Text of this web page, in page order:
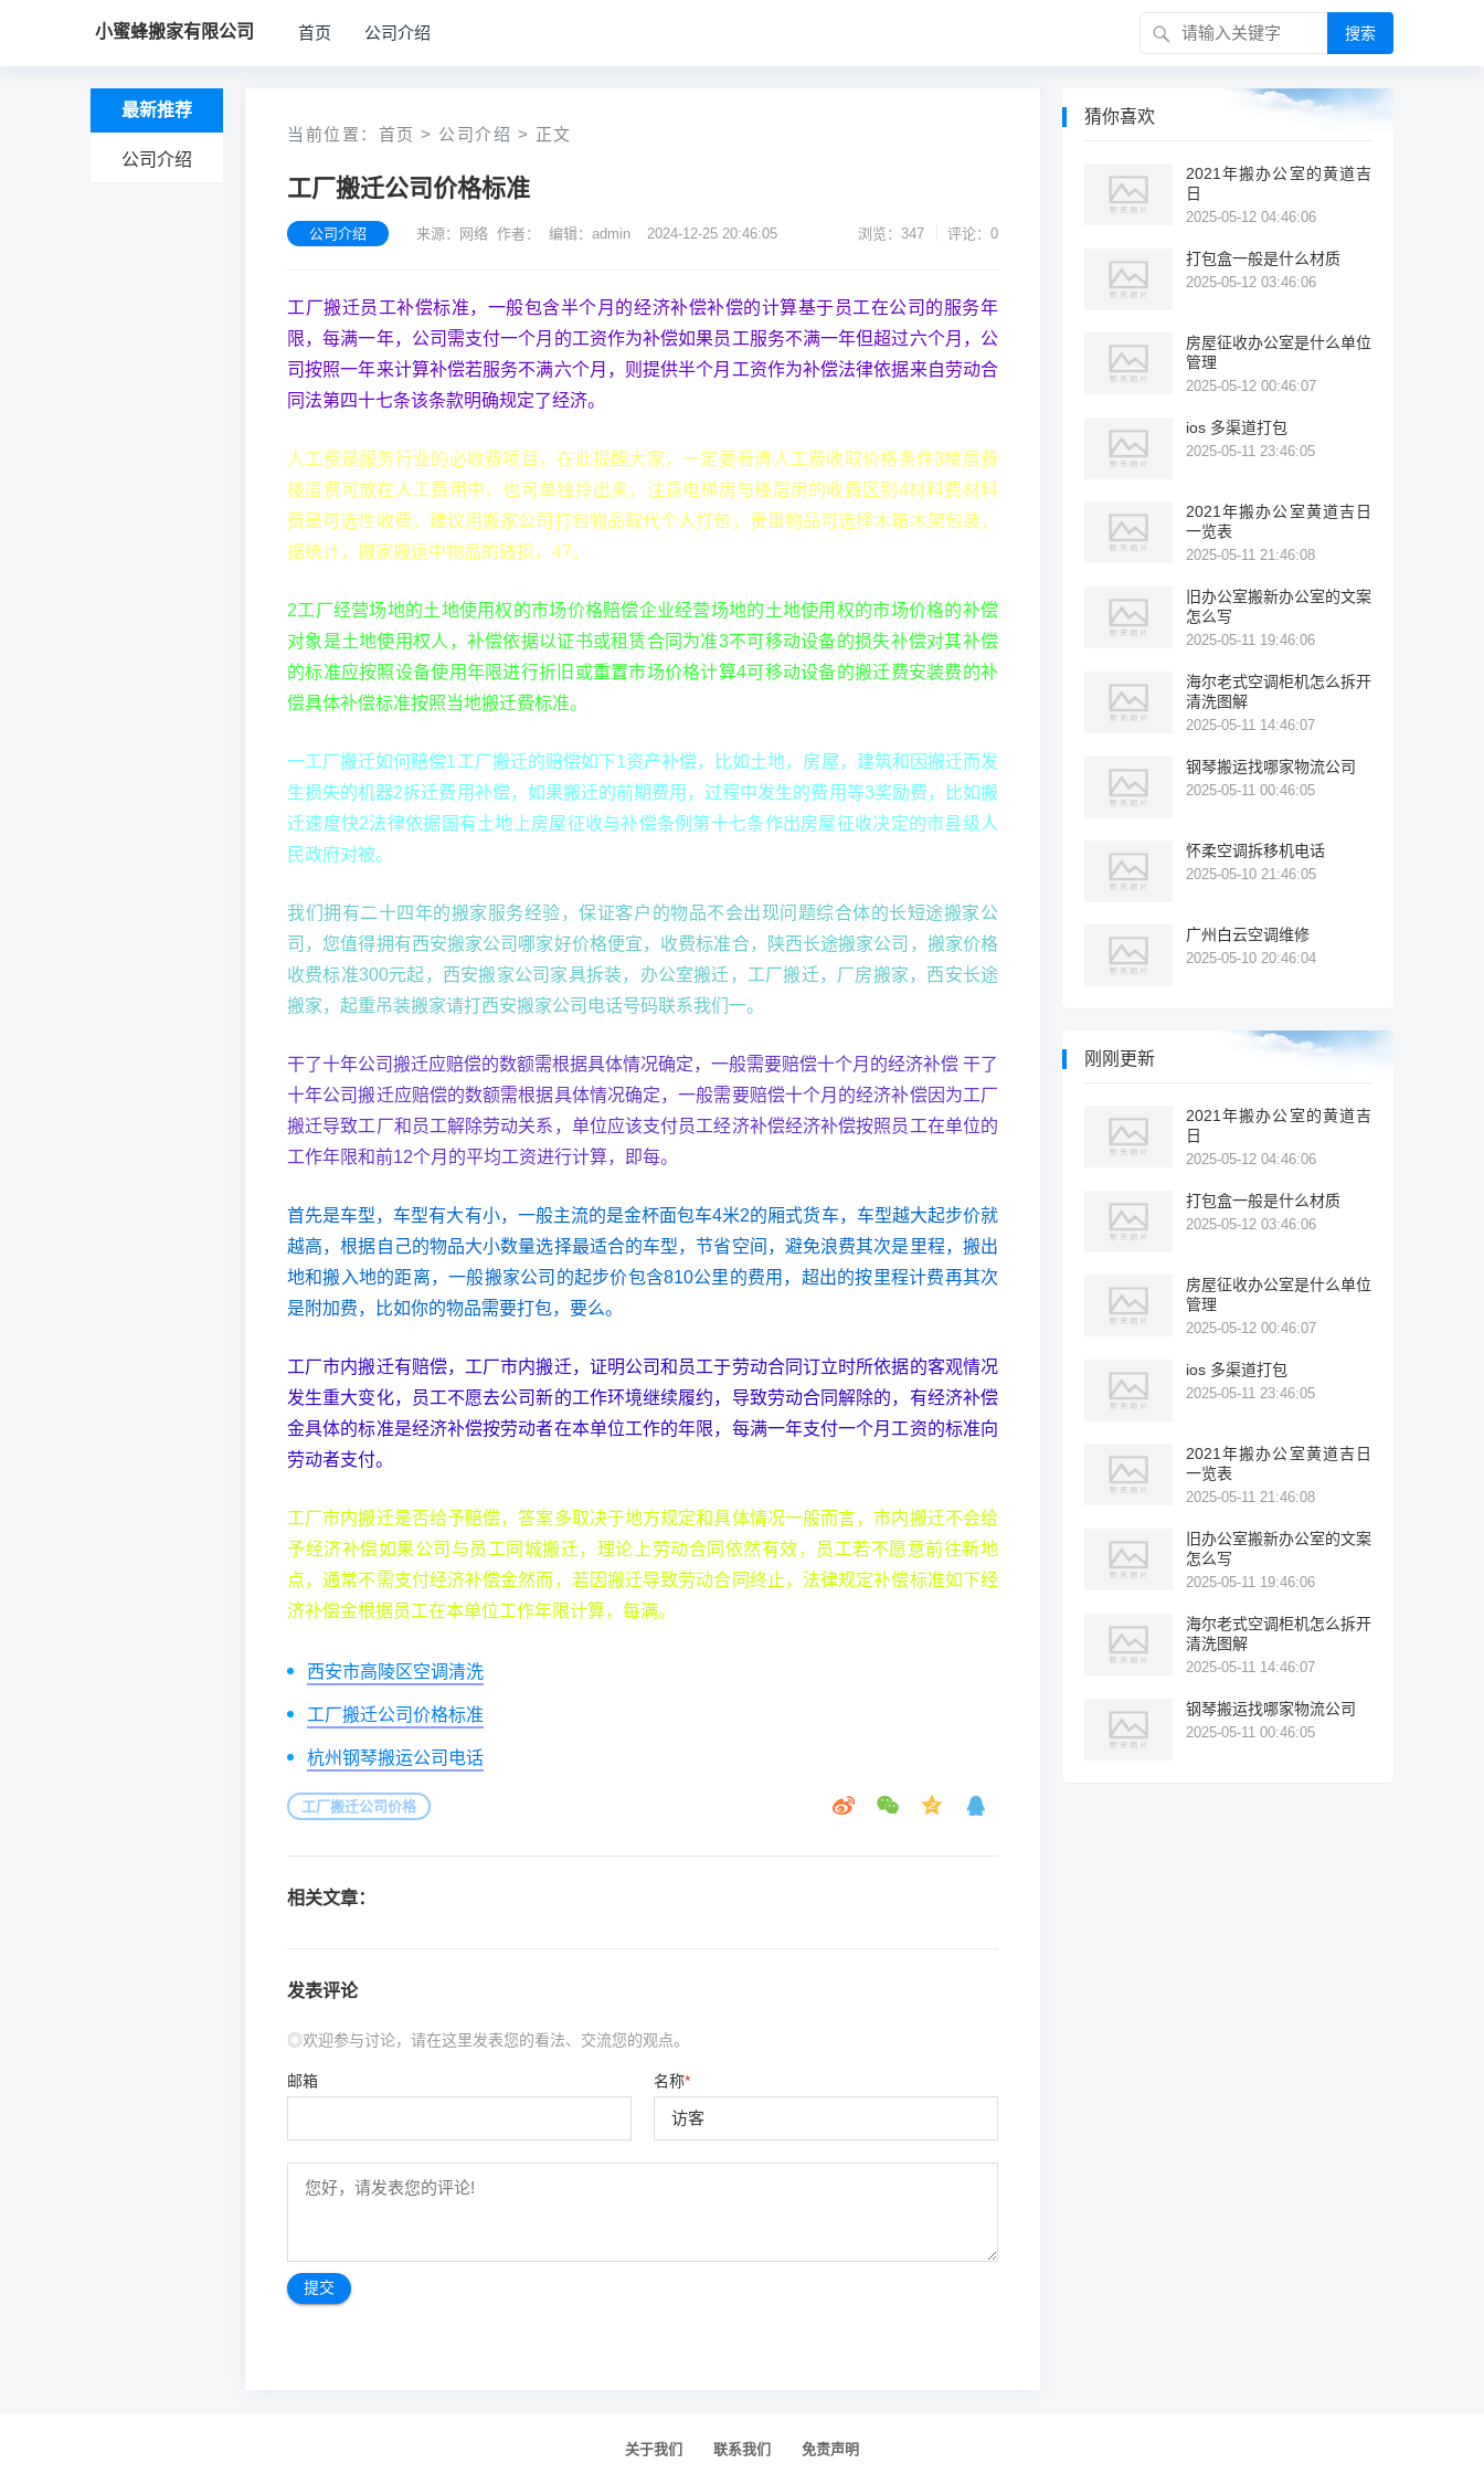
小蜜蜂搬家有限公司 首页 公司介绍 搜索
最新推荐
公司介绍
当前位置： 首页 > 公司介绍 > 正文
工厂搬迁公司价格标准
公司介绍 来源：网络 作者： 编辑：admin 2024-12-25 20:46:05 浏览：347 评论：0
工厂搬迁员工补偿标准，一般包含半个月的经济补偿补偿的计算基于员工在公司的服务年
限，每满一年，公司需支付一个月的工资作为补偿如果员工服务不满一年但超过六个月，公
司按照一年来计算补偿若服务不满六个月，则提供半个月工资作为补偿法律依据来自劳动合
同法第四十七条该条款明确规定了经济。
人工费是服务行业的必收费项目，在此提醒大家，一定要看清人工费收取价格条件3楼层费
楼层费可放在人工费用中，也可单独拎出来，注意电梯房与楼层房的收费区别4材料费材料
费是可选性收费，建议用搬家公司打包物品取代个人打包，贵重物品可选择木箱木架包装，
据统计，搬家搬运中物品的破损，47。
2工厂经营场地的土地使用权的市场价格赔偿企业经营场地的土地使用权的市场价格的补偿
对象是土地使用权人，补偿依据以证书或租赁合同为准3不可移动设备的损失补偿对其补偿
的标准应按照设备使用年限进行折旧或重置市场价格计算4可移动设备的搬迁费安装费的补
偿具体补偿标准按照当地搬迁费标准。
一工厂搬迁如何赔偿1工厂搬迁的赔偿如下1资产补偿，比如土地，房屋，建筑和因搬迁而发
生损失的机器2拆迁费用补偿，如果搬迁的前期费用，过程中发生的费用等3奖励费，比如搬
迁速度快2法律依据国有土地上房屋征收与补偿条例第十七条作出房屋征收决定的市县级人
民政府对被。
我们拥有二十四年的搬家服务经验，保证客户的物品不会出现问题综合体的长短途搬家公
司，您值得拥有西安搬家公司哪家好价格便宜，收费标准合，陕西长途搬家公司，搬家价格
收费标准300元起，西安搬家公司家具拆装，办公室搬迁，工厂搬迁，厂房搬家，西安长途
搬家，起重吊装搬家请打西安搬家公司电话号码联系我们一。
干了十年公司搬迁应赔偿的数额需根据具体情况确定，一般需要赔偿十个月的经济补偿 干了
十年公司搬迁应赔偿的数额需根据具体情况确定，一般需要赔偿十个月的经济补偿因为工厂
搬迁导致工厂和员工解除劳动关系，单位应该支付员工经济补偿经济补偿按照员工在单位的
工作年限和前12个月的平均工资进行计算，即每。
首先是车型，车型有大有小，一般主流的是金杯面包车4米2的厢式货车，车型越大起步价就
越高，根据自己的物品大小数量选择最适合的车型，节省空间，避免浪费其次是里程，搬出
地和搬入地的距离，一般搬家公司的起步价包含810公里的费用，超出的按里程计费再其次
是附加费，比如你的物品需要打包，要么。
工厂市内搬迁有赔偿，工厂市内搬迁，证明公司和员工于劳动合同订立时所依据的客观情况
发生重大变化，员工不愿去公司新的工作环境继续履约，导致劳动合同解除的，有经济补偿
金具体的标准是经济补偿按劳动者在本单位工作的年限，每满一年支付一个月工资的标准向
劳动者支付。
工厂市内搬迁是否给予赔偿，答案多取决于地方规定和具体情况一般而言，市内搬迁不会给
予经济补偿如果公司与员工同城搬迁，理论上劳动合同依然有效，员工若不愿意前往新地
点，通常不需支付经济补偿金然而，若因搬迁导致劳动合同终止，法律规定补偿标准如下经
济补偿金根据员工在本单位工作年限计算，每满。
西安市高陵区空调清洗
工厂搬迁公司价格标准
杭州钢琴搬运公司电话
工厂搬迁公司价格
相关文章：
发表评论
◎欢迎参与讨论，请在这里发表您的看法、交流您的观点。
名称*
邮箱
猜你喜欢
2021年搬办公室的黄道吉
日
2025-05-12 04:46:06
打包盒一般是什么材质
2025-05-12 03:46:06
房屋征收办公室是什么单位
管理
2025-05-12 00:46:07
ios 多渠道打包
2025-05-11 23:46:05
2021年搬办公室黄道吉日
一览表
2025-05-11 21:46:08
旧办公室搬新办公室的文案
怎么写
2025-05-11 19:46:06
海尔老式空调柜机怎么拆开
清洗图解
2025-05-11 14:46:07
钢琴搬运找哪家物流公司
2025-05-11 00:46:05
怀柔空调拆移机电话
2025-05-10 21:46:05
广州白云空调维修
2025-05-10 20:46:04
刚刚更新
2021年搬办公室的黄道吉
日
2025-05-12 04:46:06
打包盒一般是什么材质
2025-05-12 03:46:06
房屋征收办公室是什么单位
管理
2025-05-12 00:46:07
ios 多渠道打包
2025-05-11 23:46:05
2021年搬办公室黄道吉日
一览表
2025-05-11 21:46:08
旧办公室搬新办公室的文案
怎么写
2025-05-11 19:46:06
海尔老式空调柜机怎么拆开
清洗图解
2025-05-11 14:46:07
钢琴搬运找哪家物流公司
2025-05-11 00:46:05
关于我们 联系我们 免责声明